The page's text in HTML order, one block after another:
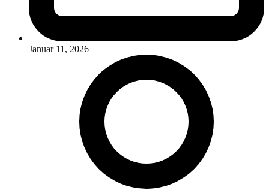
Januar 11, 2026